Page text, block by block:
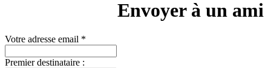
Envoyer à un ami
Votre adresse email *
Premier destinataire :